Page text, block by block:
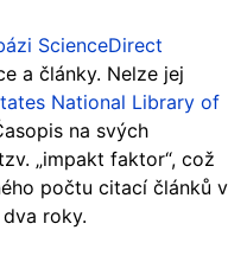
ScienceDirect
a články. Nelze jej
National Library of
na svých
„impakt faktor“, což
počtu citací článků v
roky.